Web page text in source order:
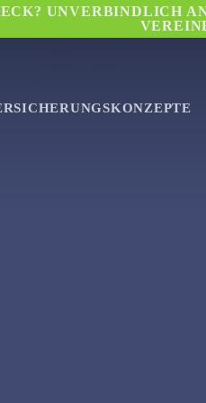
UNVERBINDLICH